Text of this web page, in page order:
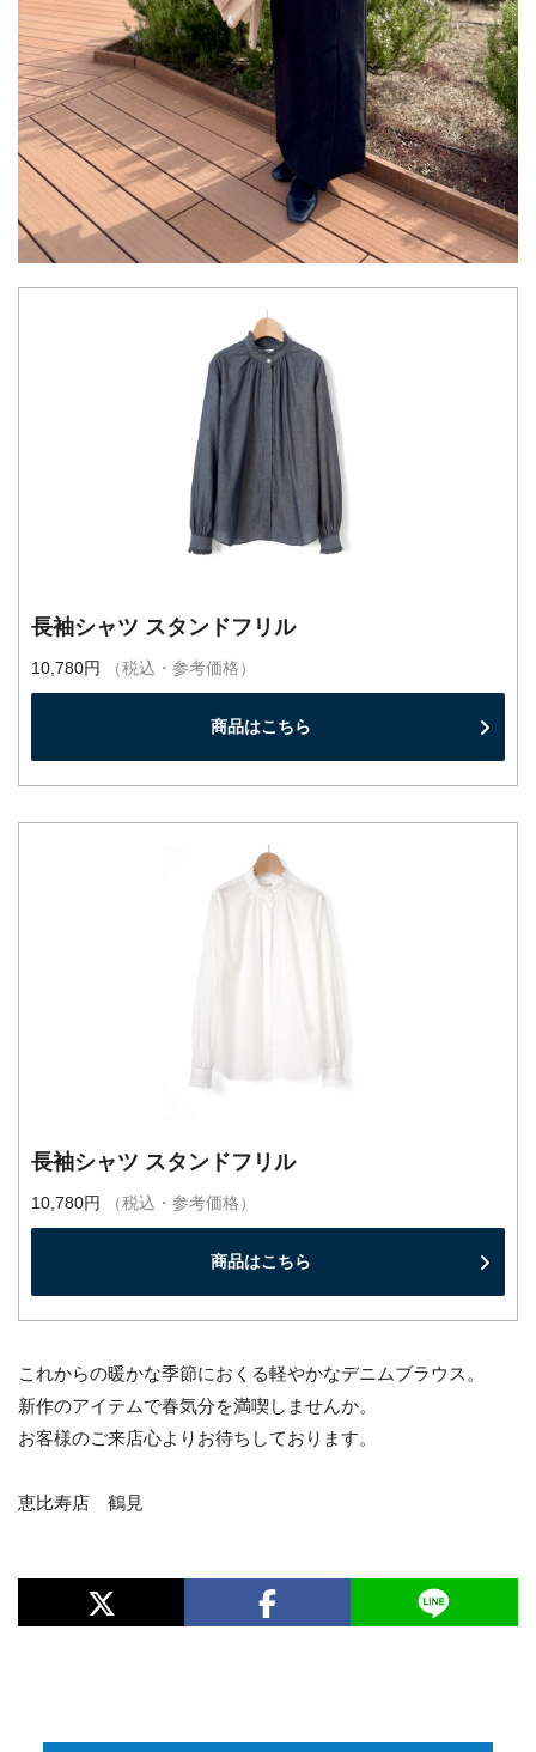
長袖シャツ スタンドフリル
10,780円 （税込・参考価格）
商品はこちら
長袖シャツ スタンドフリル
10,780円 （税込・参考価格）
商品はこちら
これからの暖かな季節におくる軽やかなデニムブラウス。
新作のアイテムで春気分を満喫しませんか。
お客様のご来店心よりお待ちしております。
恵比寿店 鶴見